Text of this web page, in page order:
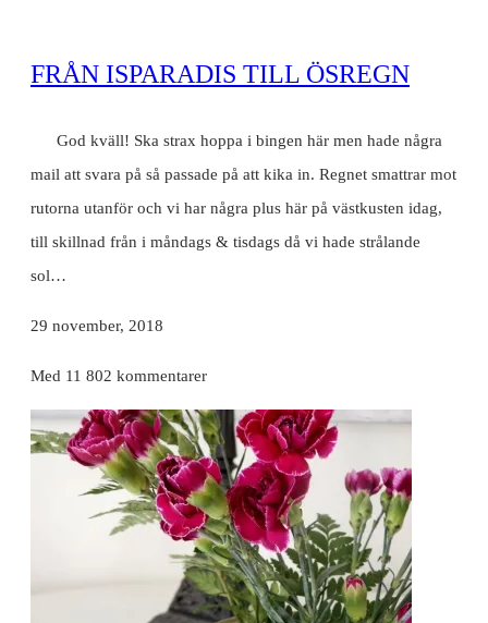
FRÅN ISPARADIS TILL ÖSREGN
God kväll! Ska strax hoppa i bingen här men hade några
mail att svara på så passade på att kika in. Regnet smattrar mot
rutorna utanför och vi har några plus här på västkusten idag,
till skillnad från i måndags & tisdags då vi hade strålande
sol…
29 november, 2018
Med 11 802 kommentarer